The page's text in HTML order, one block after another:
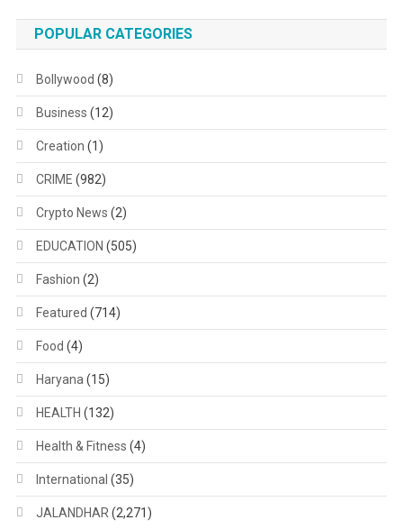
POPULAR CATEGORIES
Bollywood (8)
Business (12)
Creation (1)
CRIME (982)
Crypto News (2)
EDUCATION (505)
Fashion (2)
Featured (714)
Food (4)
Haryana (15)
HEALTH (132)
Health & Fitness (4)
International (35)
JALANDHAR (2,271)